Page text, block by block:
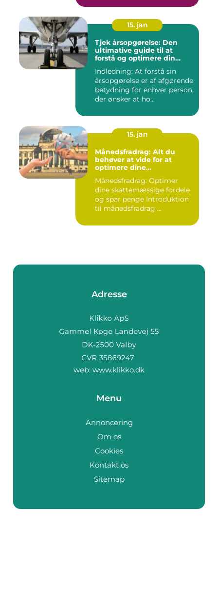
15. jan
Tjek årsopgørelse: Den
ultimative guide til at
forstå og optimere din
Indledning: At forstå sin
årsopgørelse er af afgørende
betydning for enhver person,
der ønsker at ho...
15. jan
Månedsfradrag: Alt du
behøver at vide for at
optimere dine
Månedsfradrag: Optimer
dine skattemæssige fordele
og spar penge Introduktion
til månedsfradrag ...
Adresse
web: www.klikko.dk
Menu
Annoncering
Om os
Cookies
Kontakt os
Sitemap